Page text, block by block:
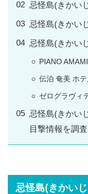
忌怪島(きかい
忌怪島(きかい
忌怪島(きかい
PIANO AMAMI
伝泊 奄美 ホ
ゼログラヴィ
忌怪島(きかい
目撃情報を調
忌怪島(きかい